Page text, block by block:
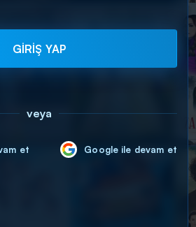
GİRİŞ YAP
veya
et Google ile devam et